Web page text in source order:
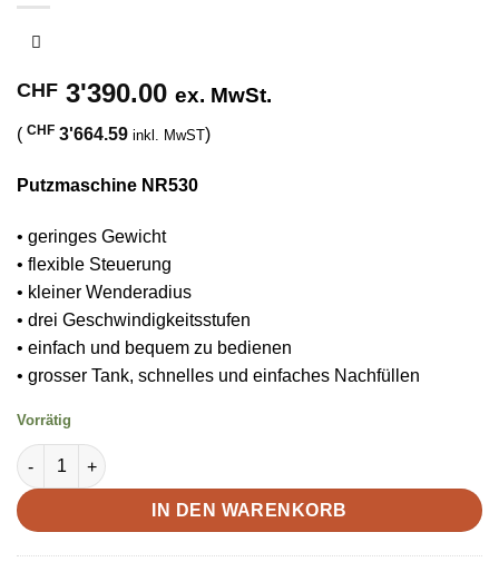
CHF 3'390.00 ex. MwSt.
( CHF 3'664.59 inkl. MwST)
Putzmaschine NR530
• geringes Gewicht
• flexible Steuerung
• kleiner Wenderadius
• drei Geschwindigkeitsstufen
• einfach und bequem zu bedienen
• grosser Tank, schnelles und einfaches Nachfüllen
Vorrätig
Putzmaschine NR530 Menge
IN DEN WARENKORB